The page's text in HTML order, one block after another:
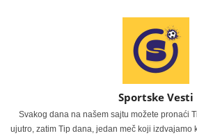
Sportske Vesti
Svakog dana na našem sajtu možete pronaći
ujutro, zatim Tip dana, jedan meč koji izdvajamo